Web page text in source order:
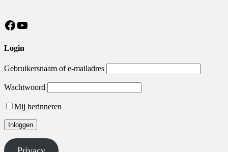
https://nl-nl.facebook.com/MeisterSV/
YouTube
Login
Gebruikersnaam of e-mailadres
Wachtwoord
Mij herinneren